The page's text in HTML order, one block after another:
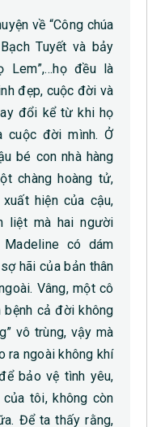
về “Công chúa
Tuyết và bảy
Lem”,…họ đều là
đẹp, cuộc đời và
đổi kể từ khi họ
cuộc đời mình. Ở
bé con nhà hàng
chàng hoàng tử,
hiện của cậu,
liệt mà hai người
có dám
hãi của bản thân
Vâng, một cô
bệnh cả đời không
vô trùng, vậy mà
ra ngoài không khí
bảo vệ tình yêu,
tôi, không còn
Để ta thấy rằng,